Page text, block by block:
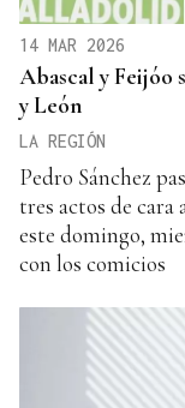
14 MAR 2026
Abascal y Feijóo
y León
LA REGIÓN
Pedro Sánchez
tres actos de cara
este domingo,
con los comicios